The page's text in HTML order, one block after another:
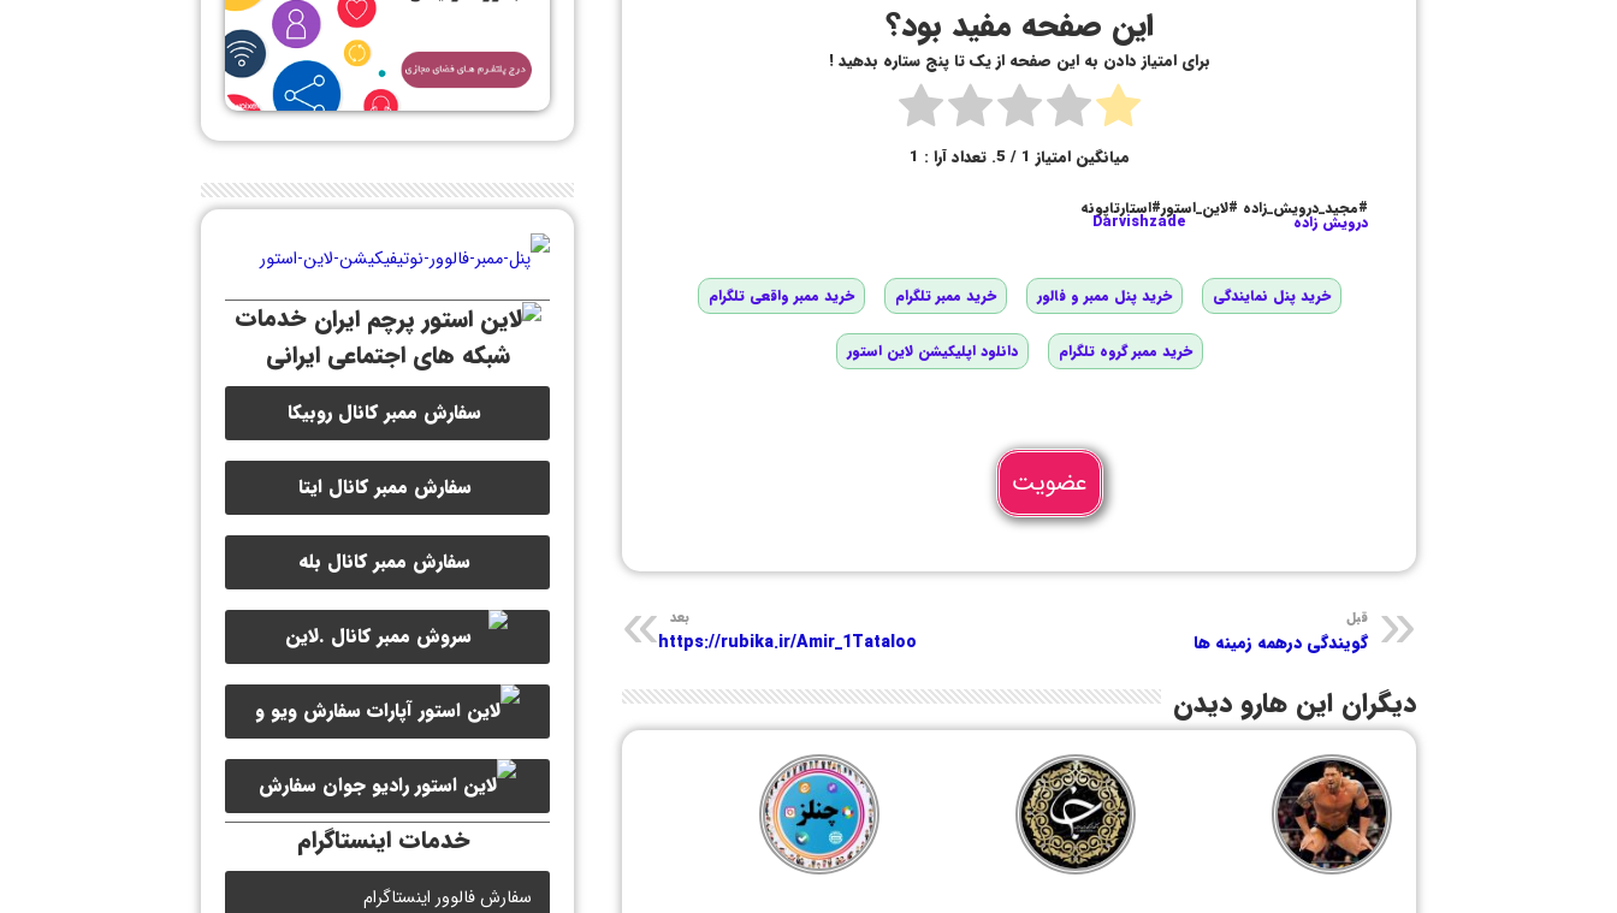
این صفحه مفید بود؟
برای امتیاز دادن به این صفحه از یک تا پنج ستاره بدهید !
میانگین امتیاز 1 / 5. تعداد آرا : 1
#مجید_درویش_زاده #لاین_استور#استارتاپونه
درویش زاده Darvishzade
خرید پنل نمایندگی خرید پنل ممبر و فالور خرید ممبر تلگرام خرید ممبر واقعی تلگرام
خرید ممبر گروه تلگرام دانلود اپلیکیشن لاین استور
عضویت
قبل
گویندگی درهمه زمینه ها
بعد
https://rubika.ir/Amir_1Tataloo
دیگران این هارو دیدن
خدمات
شبکه های اجتماعی ایرانی
سفارش ممبر کانال روبیکا
سفارش ممبر کانال ایتا
سفارش ممبر کانال بله
سفارش ممبر کانال سروش
سفارش ویو و
لایک ویدیو آپارات
سفارش
لایک رادیو جوان
خدمات اینستاگرام
سفارش فالوور اینستاگرام